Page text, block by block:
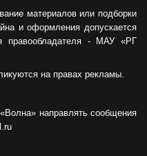
материалов или подборки
и оформления допускается
правообладателя - МАУ «РГ
на правах рекламы.
направлять сообщения